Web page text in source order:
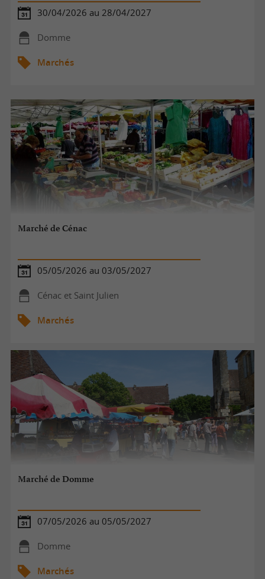
30/04/2026 au 28/04/2027
Domme
Marchés
Marché de Cénac
05/05/2026 au 03/05/2027
Cénac et Saint Julien
Marchés
Marché de Domme
07/05/2026 au 05/05/2027
Domme
Marchés